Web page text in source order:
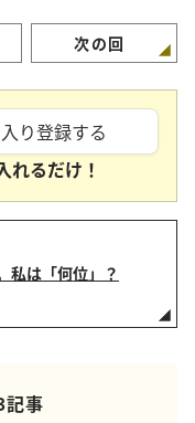
次の回
り登録する
れるだけ！
私は「何位」？
記事